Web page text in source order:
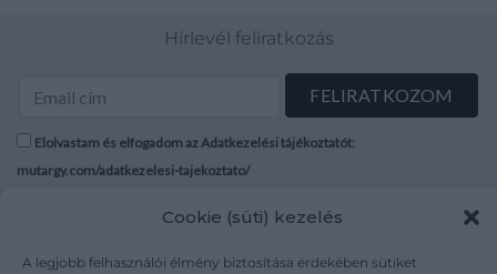
Cookie (süti) kezelés
A legjobb felhasználói élmény biztosítása érdekében sütiket
Hírlevél feliratkozás
Elolvastam és elfogadom az Adatkezelési tájékoztatót:
mutargy.com/adatkezelesi-tajekoztato/
Médiaajánlat
Áraink
ÁSZF